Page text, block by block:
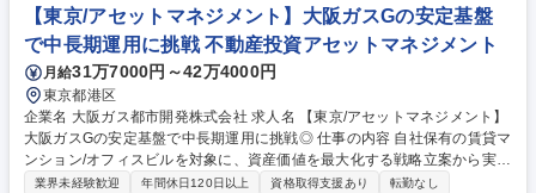
【東京/アセットマネジメント】大阪ガスGの安定基盤
で中長期運用に挑戦 不動産投資アセットマネジメント
月給31万7000円～42万4000円
東京都港区
企業名 大阪ガス都市開発株式会社 求人名 【東京/アセットマネジメント】
大阪ガスGの安定基盤で中長期運用に挑戦◎ 仕事の内容 自社保有の賃貸マ
ンション/オフィスビルを対象に、資産価値を最大化する戦略立案から実行
までお任せします。Daigasグループの安定した経営基盤のもと、専門性を
業界未経験歓迎 年間休日120日以上 資格取得支援あり
転勤なし